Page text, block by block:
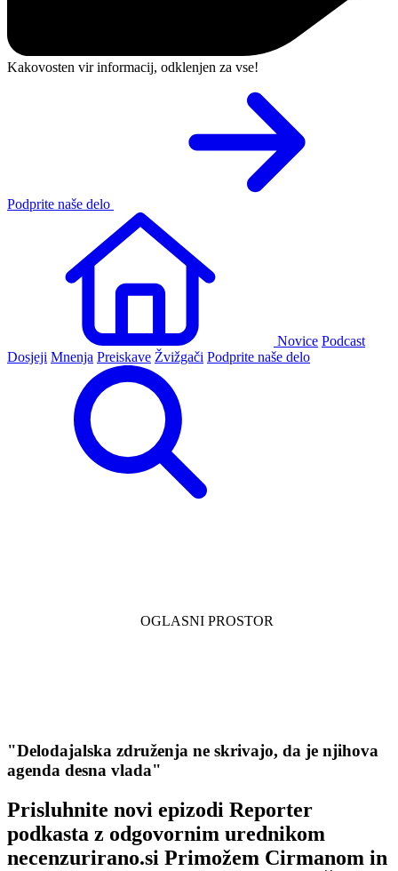
Kakovosten vir informacij, odklenjen za vse!
Podprite naše delo
Novice Podcast
Dosjeji Mnenja Preiskave Žvižgači Podprite naše delo
"Delodajalska združenja ne skrivajo, da je njihova
agenda desna vlada"
Prisluhnite novi epizodi Reporter
podkasta z odgovornim urednikom
necenzurirano.si Primožem Cirmanom in